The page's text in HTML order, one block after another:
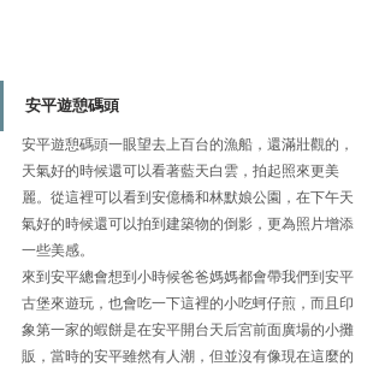
安平遊憩碼頭
安平遊憩碼頭一眼望去上百台的漁船，還滿壯觀的，
天氣好的時候還可以看著藍天白雲，拍起照來更美
麗。從這裡可以看到安億橋和林默娘公園，在下午天
氣好的時候還可以拍到建築物的倒影，更為照片增添
一些美感。
來到安平總會想到小時候爸爸媽媽都會帶我們到安平
古堡來遊玩，也會吃一下這裡的小吃蚵仔煎，而且印
象第一家的蝦餅是在安平開台天后宮前面廣場的小攤
販，當時的安平雖然有人潮，但並沒有像現在這麼的